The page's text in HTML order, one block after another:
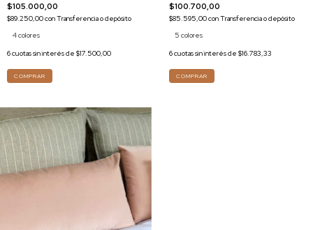
$105.000,00
$89.250,00conTransferencia o depósito
4 colores
6cuotas sin interés de $17.500,00
COMPRAR
$100.700,00
$85.595,00conTransferencia o depósito
5 colores
6cuotas sin interés de $16.783,33
COMPRAR